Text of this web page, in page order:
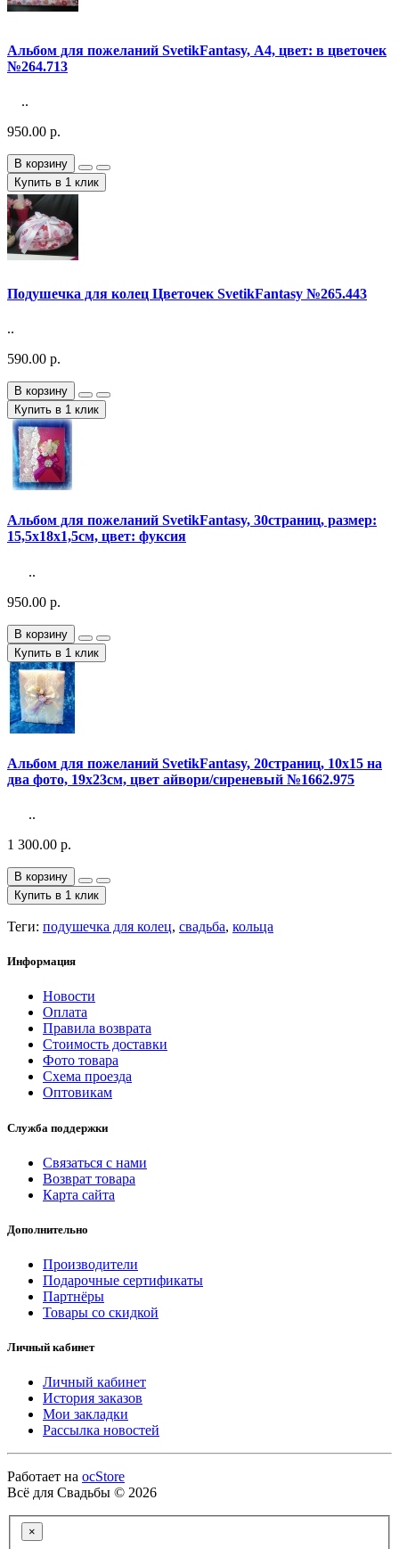
Альбом для пожеланий SvetikFantasy, А4, цвет: в цветочек
№264.713
..
950.00 р.
В корзину
Купить в 1 клик
Подушечка для колец Цветочек SvetikFantasy №265.443
..
590.00 р.
В корзину
Купить в 1 клик
Альбом для пожеланий SvetikFantasy, 30страниц, размер:
15,5х18х1,5см, цвет: фуксия
..
950.00 р.
В корзину
Купить в 1 клик
Альбом для пожеланий SvetikFantasy, 20страниц, 10х15 на
два фото, 19х23см, цвет айвори/сиреневый №1662.975
..
1 300.00 р.
В корзину
Купить в 1 клик
Теги: подушечка для колец, свадьба, кольца
Информация
Новости
Оплата
Правила возврата
Стоимость доставки
Фото товара
Схема проезда
Оптовикам
Служба поддержки
Связаться с нами
Возврат товара
Карта сайта
Дополнительно
Производители
Подарочные сертификаты
Партнёры
Товары со скидкой
Личный кабинет
Личный кабинет
История заказов
Мои закладки
Рассылка новостей
Работает на ocStore
Всё для Свадьбы © 2026
×